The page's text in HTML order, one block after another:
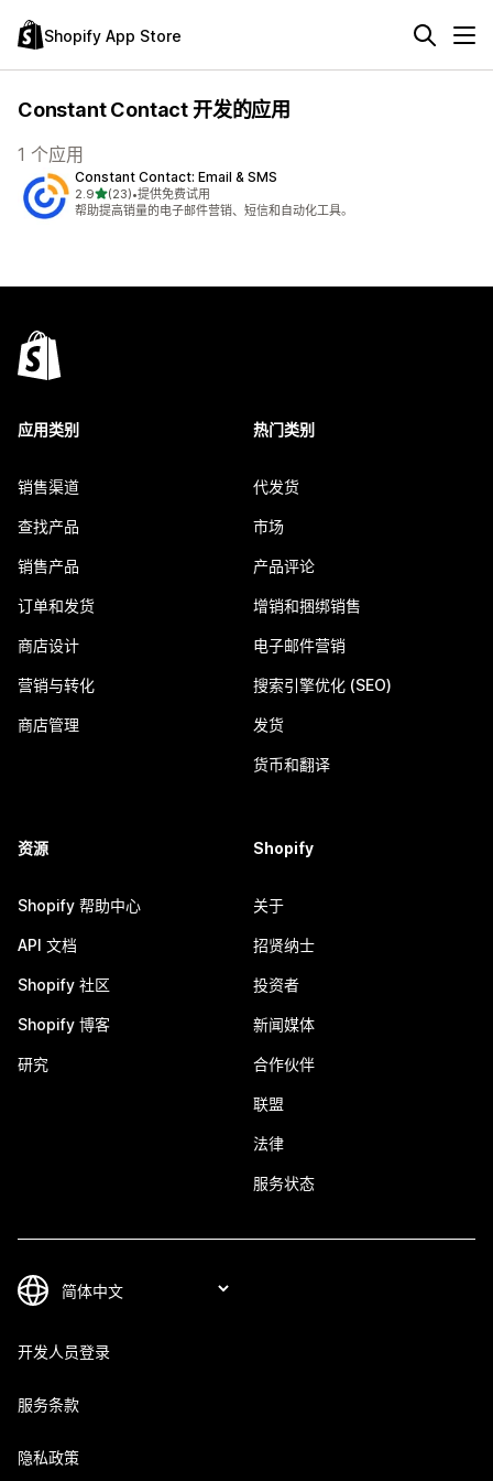
Shopify App Store
Constant Contact 开发的应用
1 个应用
Constant Contact: Email & SMS
2.9星（满分 5 星）
(23)
总共 23 条评论
•提供免费试用
帮助提高销量的电子邮件营销、短信和自动化工具。
应用类别
销售渠道
查找产品
销售产品
订单和发货
商店设计
营销与转化
商店管理
热门类别
代发货
市场
产品评论
增销和捆绑销售
电子邮件营销
搜索引擎优化 (SEO)
发货
货币和翻译
资源
Shopify 帮助中心
API 文档
Shopify 社区
Shopify 博客
研究
Shopify
关于
招贤纳士
投资者
新闻媒体
合作伙伴
联盟
法律
服务状态
开发人员登录
服务条款
隐私政策